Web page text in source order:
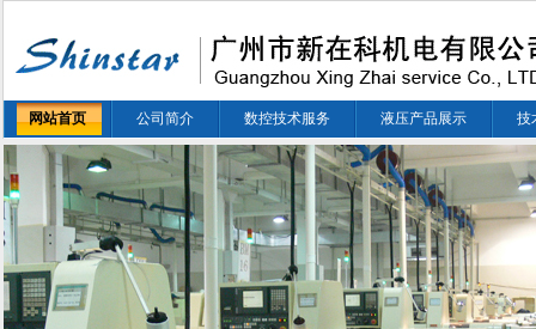
网站首页 公司简介 数控技术服务 液压产品展示 技